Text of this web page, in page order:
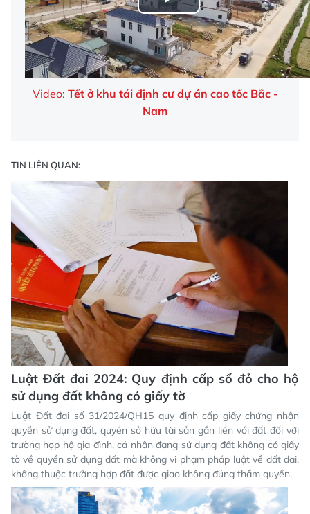
Play
Video
Video: Tết ở khu tái định cư dự án cao tốc Bắc -
Nam
TIN LIÊN QUAN:
Luật Đất đai 2024: Quy định cấp sổ đỏ cho hộ
sử dụng đất không có giấy tờ
Luật Đất đai số 31/2024/QH15 quy định cấp giấy chứng nhận
quyền sử dụng đất, quyền sở hữu tài sản gắn liền với đất đối với
trường hợp hộ gia đình, cá nhân đang sử dụng đất không có giấy
tờ về quyền sử dụng đất mà không vi phạm pháp luật về đất đai,
không thuộc trường hợp đất được giao không đúng thẩm quyền.